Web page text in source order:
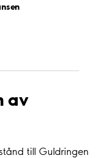
av
till Guldringen